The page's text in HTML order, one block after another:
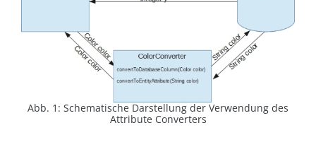
Abb. 1: Schematische Darstellung der Verwendung des
Attribute Converters